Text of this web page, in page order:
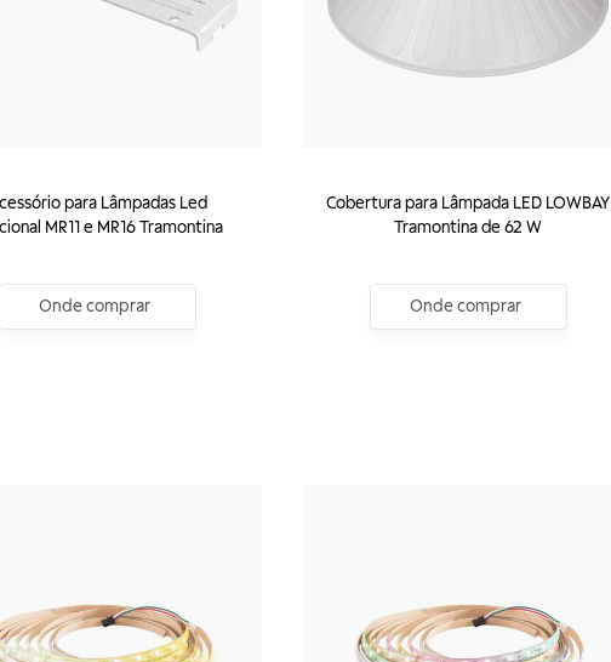
para Lâmpadas Led
MR11 e MR16 Tramontina
Onde comprar
Cobertura para Lâmpada LED LOWBAY
Tramontina de 62 W
Onde comprar